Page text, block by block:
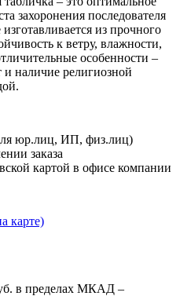
захоронения последователя
из прочного
к ветру, влажности,
особенности –
наличие религиозной
юр.лиц, ИП, физ.лиц)
заказа
картой в офисе компании
карте)
в пределах МКАД –